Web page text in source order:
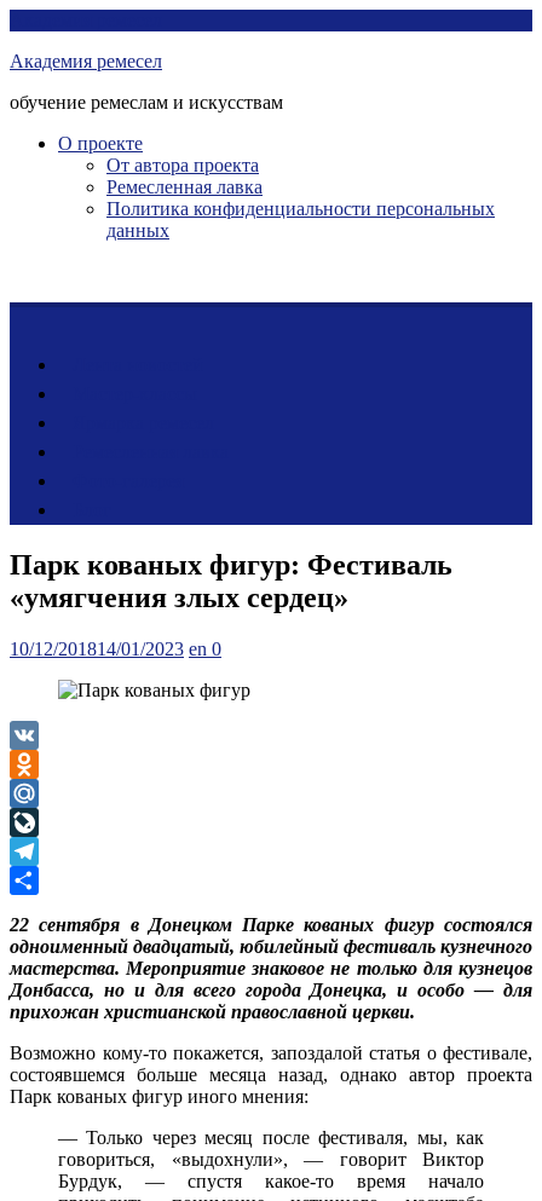
контенту
Академия ремесел
обучение ремеслам и искусствам
О проекте
От автора проекта
Ремесленная лавка
Политика конфиденциальности персональных
данных
Парк кованых фигур: Фестиваль
«умягчения злых сердец»
Posted
10/12/201814/01/2023Author
en 0
VK
Odnoklassniki
Mail.Ru
LiveJournal
Telegram
22 сентября в Донецком Парке кованых фигур состоялся
одноименный двадцатый, юбилейный фестиваль кузнечного
мастерства. Мероприятие знаковое не только для кузнецов
Донбасса, но и для всего города Донецка, и особо — для
прихожан христианской православной церкви.
Возможно кому-то покажется, запоздалой статья о фестивале,
состоявшемся больше месяца назад, однако автор проекта
Парк кованых фигур иного мнения:
— Только через месяц после фестиваля, мы, как
говориться, «выдохнули», — говорит Виктор
Бурдук, — спустя какое-то время начало